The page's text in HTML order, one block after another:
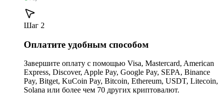
Шаг 2
Оплатите удобным способом
Завершите оплату с помощью Visa, Mastercard, American
Express, Discover, Apple Pay, Google Pay, SEPA, Binance
Pay, Bitget, KuCoin Pay, Bitcoin, Ethereum, USDT, Litecoin,
Solana или более чем 70 других криптовалют.